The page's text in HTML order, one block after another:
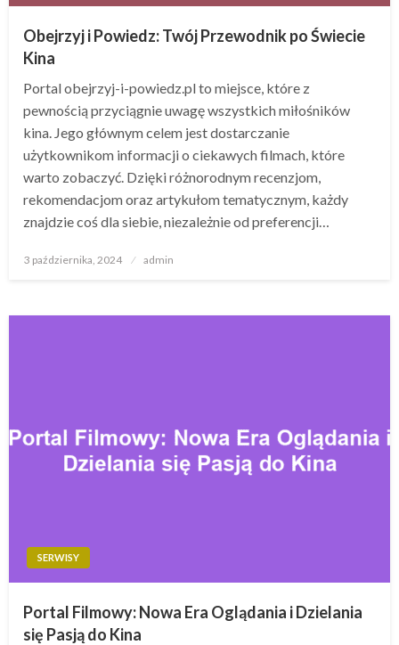
Obejrzyj i Powiedz: Twój Przewodnik po Świecie
Kina
Portal obejrzyj-i-powiedz.pl to miejsce, które z
pewnością przyciągnie uwagę wszystkich miłośników
kina. Jego głównym celem jest dostarczanie
użytkownikom informacji o ciekawych filmach, które
warto zobaczyć. Dzięki różnorodnym recenzjom,
rekomendacjom oraz artykułom tematycznym, każdy
znajdzie coś dla siebie, niezależnie od preferencji…
Opublikowane
3 października, 2024 admin
SERWISY
Portal Filmowy: Nowa Era Oglądania i Dzielania
się Pasją do Kina